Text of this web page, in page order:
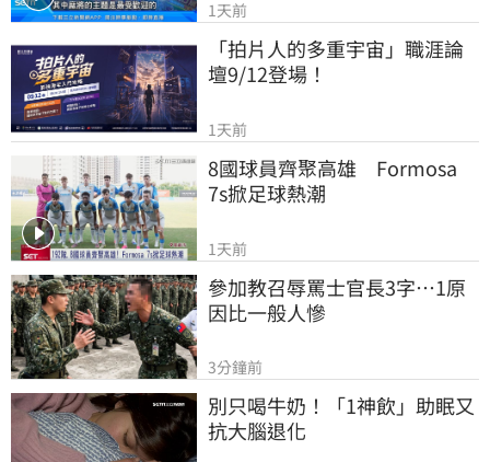
1天前
「拍片人的多重宇宙」職涯論
壇9/12登場！
1天前
8國球員齊聚高雄　Formosa
7s掀足球熱潮
1天前
參加教召辱罵士官長3字…1原
因比一般人慘
3分鐘前
別只喝牛奶！「1神飲」助眠又
抗大腦退化